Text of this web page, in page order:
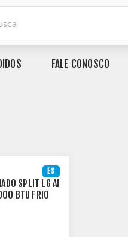
FALE CONOSCO
ES